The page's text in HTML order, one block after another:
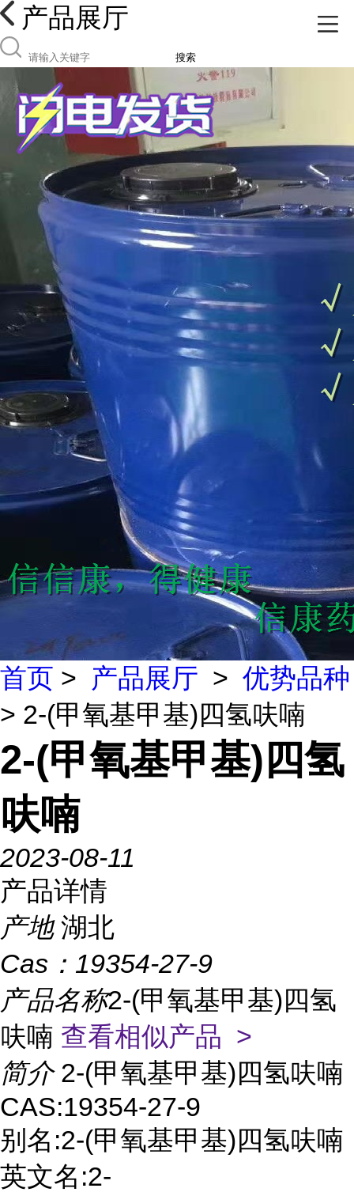
产品展厅
搜索
首页 > 产品展厅 > 优势品种
> 2-(甲氧基甲基)四氢呋喃
2-(甲氧基甲基)四氢
呋喃
2023-08-11
产品详情
产地 湖北
Cas： 19354-27-9
产品名称2-(甲氧基甲基)四氢
呋喃 查看相似产品 >
简介 2-(甲氧基甲基)四氢呋喃
CAS:19354-27-9
别名:2-(甲氧基甲基)四氢呋喃
英文名:2-